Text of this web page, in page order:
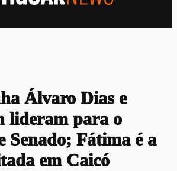
Álvaro Dias e
lideram para o
Senado; Fátima é a
em Caicó